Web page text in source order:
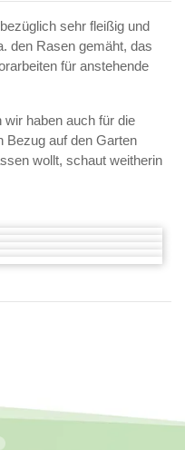
sehr fleißig und
den Rasen gemäht, das
für anstehende
wir haben auch für die
Bezug auf den Garten
wollt, schaut weitherin